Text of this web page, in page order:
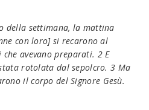
della settimana, la mattina
con loro] si recarono al
avevano preparati. 2 E
rotolata dal sepolcro. 3 Ma
il corpo del Signore Gesù.